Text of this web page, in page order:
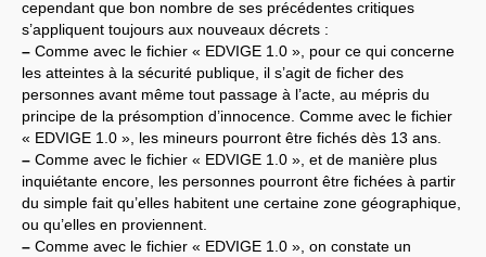
Nouvelles de l’antirépublique
Crises "Covid-19 & H1N1"
Guerre en Ukraine
cependant que bon nombre de ses précédentes critiques
s’appliquent toujours aux nouveaux décrets :
– Comme avec le fichier « EDVIGE 1.0 », pour ce qui concerne
les atteintes à la sécurité publique, il s’agit de ficher des
personnes avant même tout passage à l’acte, au mépris du
principe de la présomption d’innocence. Comme avec le fichier
« EDVIGE 1.0 », les mineurs pourront être fichés dès 13 ans.
– Comme avec le fichier « EDVIGE 1.0 », et de manière plus
inquiétante encore, les personnes pourront être fichées à partir
du simple fait qu’elles habitent une certaine zone géographique,
ou qu’elles en proviennent.
– Comme avec le fichier « EDVIGE 1.0 », on constate un